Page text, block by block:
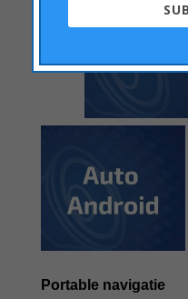
Portable navigatie